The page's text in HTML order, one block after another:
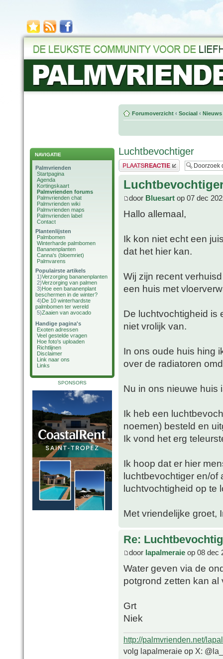
NAVIGATIE
Palmvrienden
Startpagina
Agenda
Kortingskaart
Palmvrienden forums
Palmvrienden chat
Palmvrienden wiki
Palmvrienden maps
Palmvrienden label
Contact
Plantenlijsten
Palmbomen
Winterharde palmbomen
Bananenplanten
Canna's (bloemriet)
Palmvarens
Populairste artikels
1)Verzorging bananenplanten
2)Verzorging van palmen
3)Hoe een bananenplant
beschermen in de winter?
4)De 10 winterhardste
palmbomen ter wereld
5)Zaaien van avocado
Handige pagina's
Exoten adressen
Veel gestelde vragen
Hoe foto's uploaden
Richtlijnen
Disclaimer
Link naar ons
Links
SPONSORS
Forumoverzicht ‹ Sociaal ‹
Luchtbevochtiger
Plaats een reactie
door Bluesart op 07 dec
Hallo allemaal,
Ik kon niet echt een
dat het hier kan.
Wij zijn recent
een huis met
De luchtvochtigheid is
niet vrolijk van.
In ons oude huis hing
over de radiatoren
Nu in ons nieuwe huis
Ik heb een
noemen) besteld en
Ik vond het erg
Ik hoop dat er hier
luchtbevochtiger en/of
luchtvochtigheid op te
Met vriendelijke groet,
Re:
door lapalmeraie op 08 dec
Water geven via de
potgrond zetten kan al
Grt
Niek
http://palmvrienden.net/
volg lapalmeraie op X: